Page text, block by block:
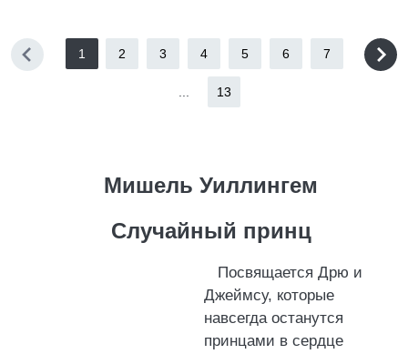
1 2 3 4 5 6 7
13
Мишель Уиллингем
Случайный принц
Посвящается Дрю и
Джеймсу, которые
навсегда останутся
принцами в сердце